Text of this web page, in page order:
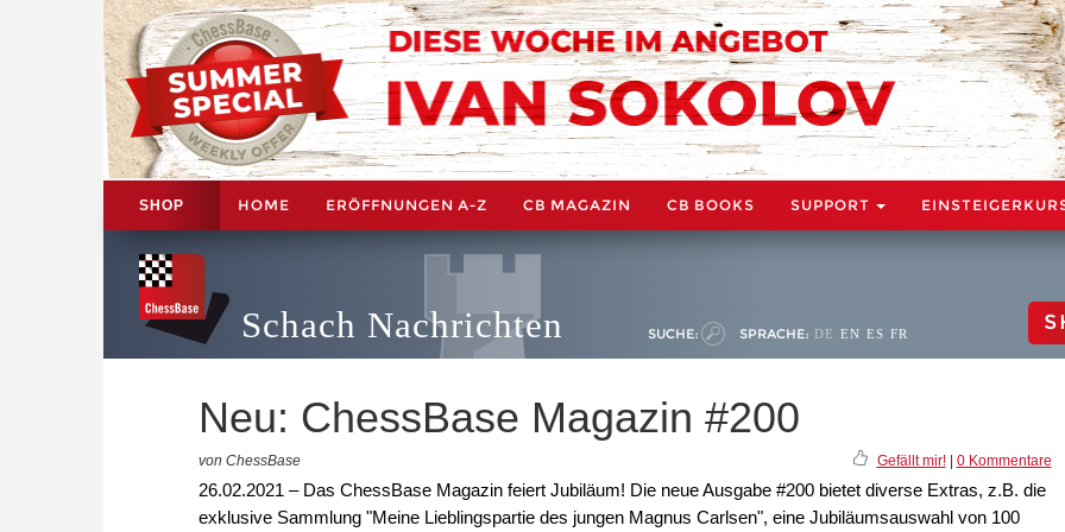
SHOP HOME ERÖFFNUNGEN A-Z CB MAGAZIN CB BOOKS SUPPORT
Schach Nachrichten SUCHE: SPRACHE: DE EN ES FR
Neu: ChessBase Magazin #200
von ChessBase Gefällt mir!| 0 Kommentare
26.02.2021 – Das ChessBase Magazin feiert Jubiläum! Die neue Ausgabe #200 bietet diverse Extras, z.B. die
exklusive Sammlung "Meine Lieblingspartie des jungen Magnus Carlsen", eine Jubiläumsauswahl von 100